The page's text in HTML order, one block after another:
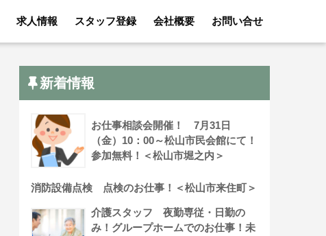
求人情報 スタッフ登録 会社概要 お問い合せ
新着情報
お仕事相談会開催！ 7月31日
（金）10：00～松山市民会館にて！
参加無料！＜松山市堀之内＞
消防設備点検 点検のお仕事！＜松山市来住町＞
介護スタッフ 夜勤専従・日勤の
み！グループホームでのお仕事！未